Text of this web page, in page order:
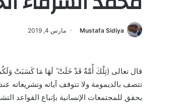
Mustafa Sidiya مارس 4, 2019
تتصف بالديمومة ولا تتوقف آياته وتشريعاته
يحقق للمجتمعات الإنسانية بإتباع القواعد